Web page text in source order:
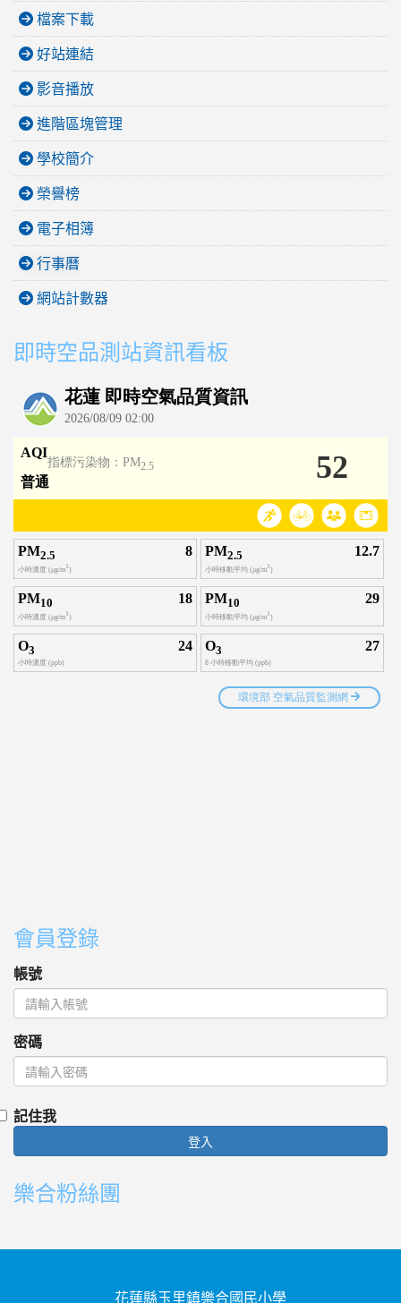
檔案下載
好站連結
影音播放
進階區塊管理
學校簡介
榮譽榜
電子相簿
行事曆
網站計數器
即時空品測站資訊看板
會員登錄
帳號
密碼
記住我
登入
樂合粉絲團
花蓮縣玉里鎮樂合國民小學